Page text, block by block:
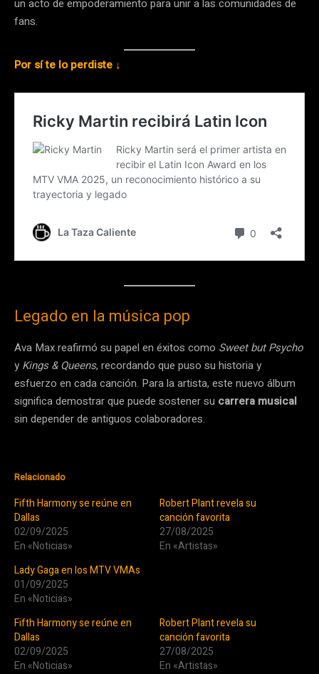
un acto de empoderamiento para unir a las comunidades de
fans.
Por sí te lo perdiste ↓
Legado en la música pop
Ava Max reafirmó su papel en éxitos como Sweet but Psycho
y Kings & Queens, recordando que puso su historia y
esfuerzo en cada canción. Para la artista, este nuevo álbum
significa demostrar que puede sostener su carrera musical
sin depender de antiguos colaboradores.
Relacionado
Fifth Harmony se reúne en
Dallas
02/09/2025
En «Noticias»
Robert Plant revela su
canción favorita
27/08/2025
En «Artistas»
Lady Gaga en los MTV VMAs
01/09/2025
En «Noticias»
Fifth Harmony se reúne en
Dallas
02/09/2025
En «Noticias»
Robert Plant revela su
canción favorita
27/08/2025
En «Artistas»